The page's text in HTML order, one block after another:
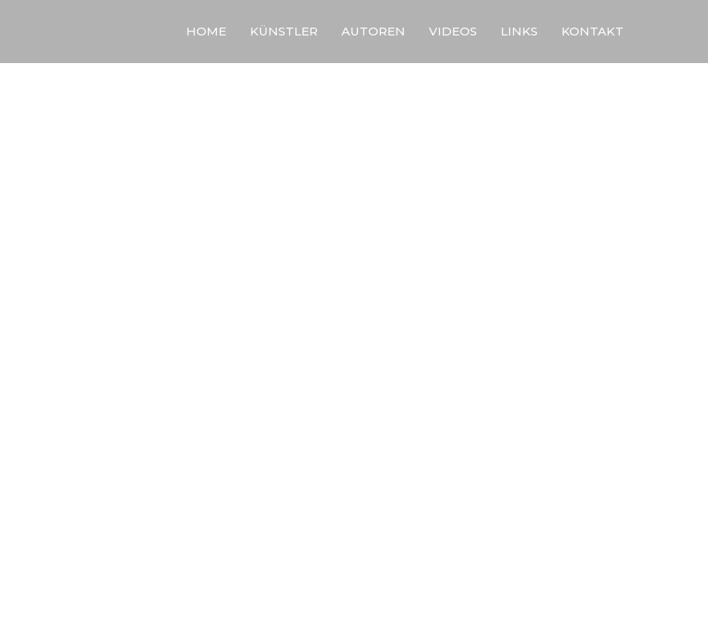
HOME KÜNSTLER AUTOREN VIDEOS LINKS KONTAKT